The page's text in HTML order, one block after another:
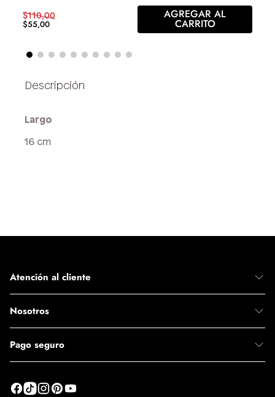
$110,00
$55,00
AGREGAR AL
CARRITO
Largo
16 cm
Atención al cliente
Nosotros
Pago seguro